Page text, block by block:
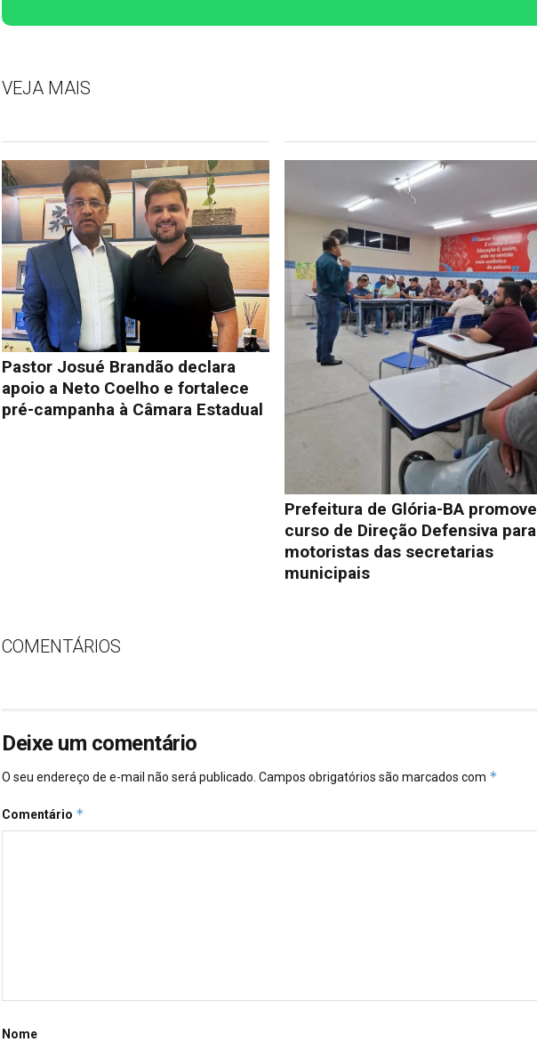
VEJA MAIS
Pastor Josué Brandão declara
apoio a Neto Coelho e fortalece
pré-campanha à Câmara Estadual
Prefeitura de Glória-BA promove
curso de Direção Defensiva para
motoristas das secretarias
municipais
COMENTÁRIOS
Deixe um comentário
O seu endereço de e-mail não será publicado. Campos obrigatórios são marcados com *
Comentário *
Nome